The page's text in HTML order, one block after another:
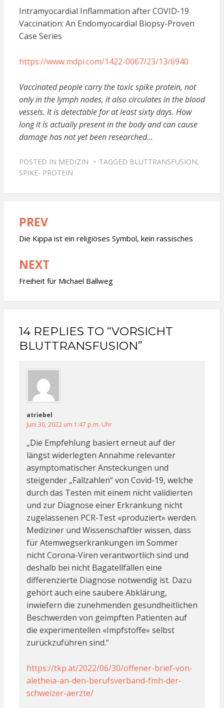
Intramyocardial Inflammation after COVID-19
Vaccination: An Endomyocardial Biopsy-Proven
Case Series
https://www.mdpi.com/1422-0067/23/13/6940
Vaccinated people carry the toxic spike protein, not
only in the lymph nodes, it also circulates in the blood
vessels. It is detectable for at least sixty days. How
long it is actually present in the body and can cause
damage has not yet been researched…
POSTED IN MEDIZIN TAGGED BLUTTRANSFUSION,
SPIKE- PROTEIN
Beitragsnavigation
PREV
Die Kippa ist ein religiöses Symbol, kein rassisches
NEXT
Freiheit für Michael Ballweg
14 REPLIES TO “VORSICHT
BLUTTRANSFUSION”
atriebel
Juni 30, 2022 um 1:47 p.m. Uhr
„Die Empfehlung basiert erneut auf der
längst widerlegten Annahme relevanter
asymptomatischer Ansteckungen und
steigender „Fallzahlen“ von Covid-19, welche
durch das Testen mit einem nicht validierten
und zur Diagnose einer Erkrankung nicht
zugelassenen PCR-Test «produziert» werden.
Mediziner und Wissenschaftler wissen, dass
für Atemwegserkrankungen im Sommer
nicht Corona-Viren verantwortlich sind und
deshalb bei nicht Bagatellfällen eine
differenzierte Diagnose notwendig ist. Dazu
gehört auch eine saubere Abklärung,
inwiefern die zunehmenden gesundheitlichen
Beschwerden von geimpften Patienten auf
die experimentellen «Impfstoffe» selbst
zurückzuführen sind.“
https://tkp.at/2022/06/30/offener-brief-von-
aletheia-an-den-berufsverband-fmh-der-
schweizer-aerzte/